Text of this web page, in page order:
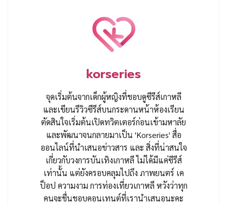
korseries
จุดเริ่มต้นจากเด็กผู้หญิงที่ชอบดูซีรีส์เกาหลี
และเขียนรีวิวซีรีส์บนกระดานหน้าห้องเรียน
ตัดสินใจเริ่มต้นเปิดทวิตเตอร์ก่อนเข้ามหาลัย
และพัฒนาจนกลายมาเป็น 'Korseries' สื่อ
ออนไลน์ที่นำเสนอข่าวสาร และ สิ่งที่น่าสนใจ
เกี่ยวกับวงการบันเทิงเกาหลี ไม่ได้มีแค่ซีรีส์
เท่านั้น แต่ยังครอบคลุมไปถึง ภาพยนตร์ เค
ป็อป ความงาม การท่องเที่ยวเกาหลี หวังว่าทุก
คนจะชื่นชอบคอนเทนต์ที่เรานำเสนอนะคะ